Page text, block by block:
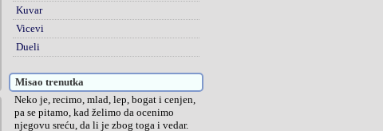
Kuvar
Vicevi
Dueli
Misao trenutka
Neko je, recimo, mlad, lep, bogat i cenjen,
pa se pitamo, kad želimo da ocenimo
njegovu sreću, da li je zbog toga i vedar.